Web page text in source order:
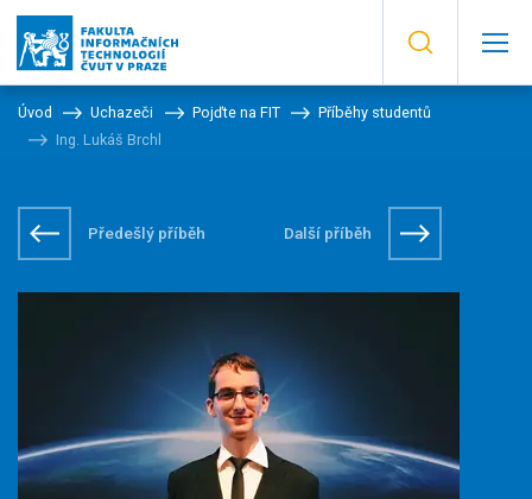
Úvod Uchazeči Pojďte na FIT
Příběhy studentů
Ing. Lukáš Brchl
Předešlý příběh Další příběh